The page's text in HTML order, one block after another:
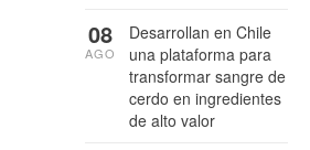
Desarrollan en Chile
una plataforma para
transformar sangre de
cerdo en ingredientes
de alto valor
08
AGO